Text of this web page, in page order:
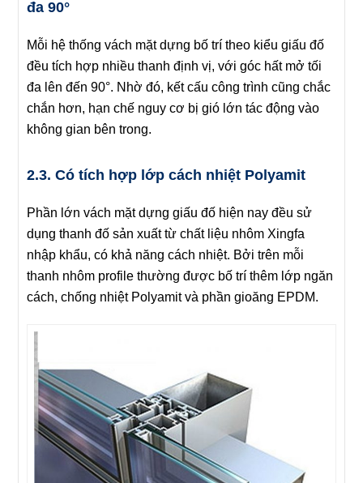
đa 90°
Mỗi hệ thống vách mặt dựng bố trí theo kiểu giấu đố
đều tích hợp nhiều thanh định vị, với góc hất mở tối
đa lên đến 90°. Nhờ đó, kết cấu công trình cũng chắc
chắn hơn, hạn chế nguy cơ bị gió lớn tác động vào
không gian bên trong.
2.3. Có tích hợp lớp cách nhiệt Polyamit
Phần lớn vách mặt dựng giấu đố hiện nay đều sử
dụng thanh đố sản xuất từ chất liệu nhôm Xingfa
nhập khẩu, có khả năng cách nhiệt. Bởi trên mỗi
thanh nhôm profile thường được bố trí thêm lớp ngăn
cách, chống nhiệt Polyamit và phần gioăng EPDM.